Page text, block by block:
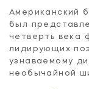
Американский
был
четверть века
лидирующих
узнаваемому
необычайной